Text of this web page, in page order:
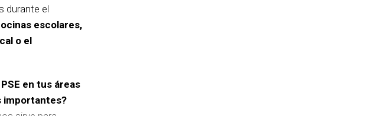
durante el
escolares,
o el
en tus áreas
importantes?